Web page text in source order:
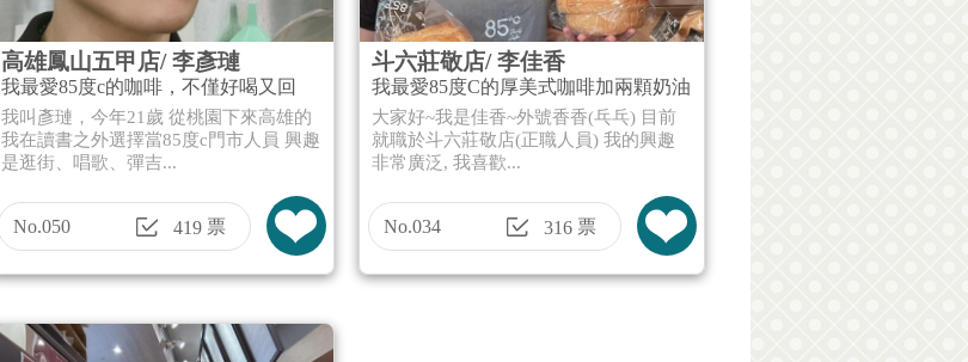
高雄鳳山五甲店/ 李彥璉
我最愛85度c的咖啡，不僅好喝又回
甘，香氣也非常十足。
我叫彥璉，今年21歲 從桃園下來高雄的
我在讀書之外選擇當85度c門市人員 興趣
是逛街、唱歌、彈吉...
No.050 419票
斗六莊敬店/ 李佳香
我最愛85度C的厚美式咖啡加兩顆奶油
球 :)
大家好~我是佳香~外號香香(乓乓) 目前
就職於斗六莊敬店(正職人員) 我的興趣
非常廣泛, 我喜歡...
No.034 316票